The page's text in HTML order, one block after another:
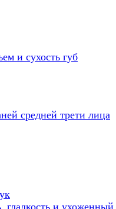
и сухость губ
средней трети лица
гладкость и ухоженный